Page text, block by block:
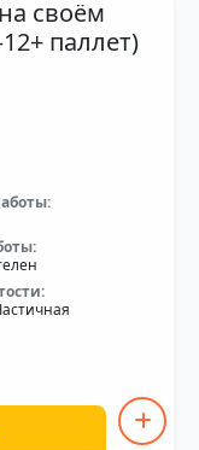
своём
паллет)